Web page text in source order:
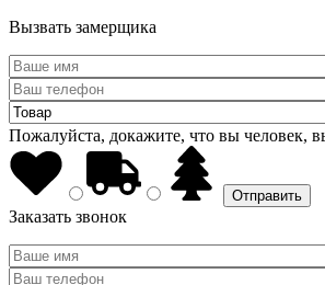
Вызвать замерщика
Пожалуйста, докажите, что вы человек,
Заказать звонок